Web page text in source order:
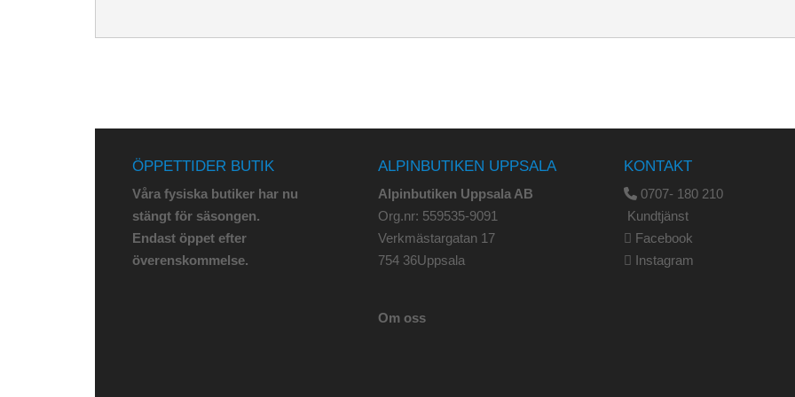
ÖPPETTIDER BUTIK
Våra fysiska butiker har nu
stängt för säsongen.
Endast öppet efter
överenskommelse.
ALPINBUTIKEN UPPSALA
Alpinbutiken Uppsala AB
Org.nr: 559535-9091
Verkmästargatan 17
754 36Uppsala
Om oss
KONTAKT
0707- 180 210
Kundtjänst
Facebook
Instagram